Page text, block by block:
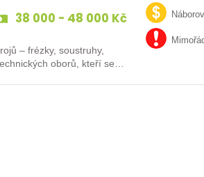
38 000 - 48 000 Kč
– frézky, soustruhy,
oborů, kteří se…